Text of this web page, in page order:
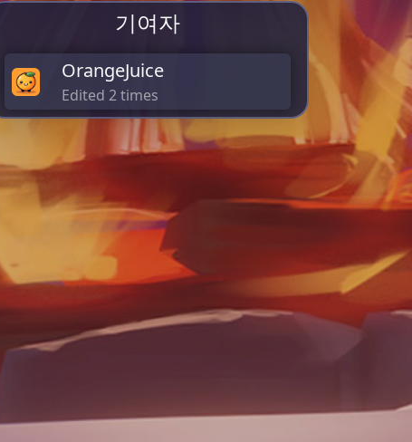
기여자
OrangeJuice
Edited 2 times